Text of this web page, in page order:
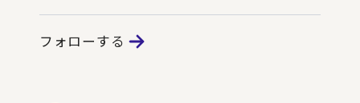
フォローする